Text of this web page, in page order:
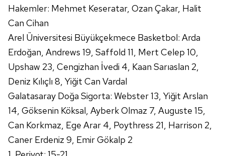
Hakemler: Mehmet Keseratar, Ozan Çakar, Halit
Can Cihan
Arel Üniversitesi Büyükçekmece Basketbol: Arda
Erdoğan, Andrews 19, Saffold 11, Mert Celep 10,
Upshaw 23, Cengizhan İvedi 4, Kaan Sarıaslan 2,
Deniz Kılıçlı 8, Yiğit Can Vardal
Galatasaray Doğa Sigorta: Webster13, Yiğit Arslan
14, Göksenin Köksal, Ayberk Olmaz 7, Auguste 15,
Can Korkmaz, Ege Arar 4, Poythress 21, Harrison 2,
Caner Erdeniz 9, Emir Gökalp 2